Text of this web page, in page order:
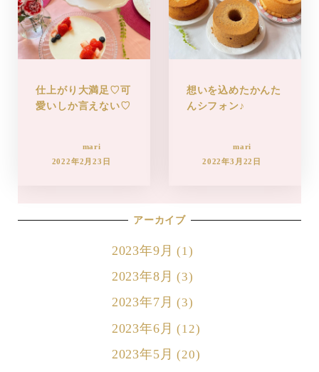
仕上がり大満足♡可
愛いしか言えない♡
mari
2022年2月23日
想いを込めたかんた
んシフォン♪
mari
2022年3月22日
アーカイブ
2023年9月 (1)
2023年8月 (3)
2023年7月 (3)
2023年6月 (12)
2023年5月 (20)